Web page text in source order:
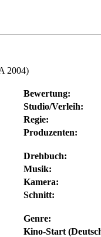
2004)
Bewertung:
Studio/Verleih:
Regie:
Produzenten:
Drehbuch:
Musik:
Kamera:
Schnitt:
Genre:
Kino-Start